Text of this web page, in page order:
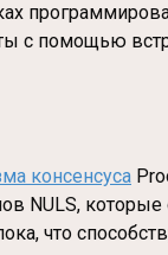
с помощью
консенсуса
NULS,
что